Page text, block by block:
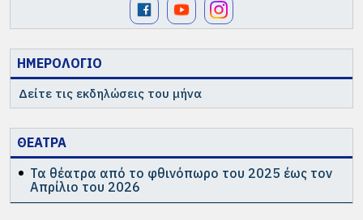
ΗΜΕΡΟΛΟΓΙΟ
Δείτε τις εκδηλώσεις του μήνα
ΘΕΑΤΡΑ
Τα θέατρα από το φθινόπωρο του 2025 έως τον
Απρίλιο του 2026